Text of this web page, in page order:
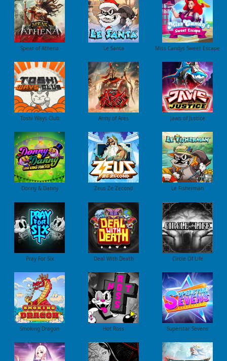
Spear of Athena Le Santa Miss Candys Sweet Escape
Toshi Ways Club Army of Ares Jaws of Justice
Donny & Danny Zeus Ze Zecond Le Fisherman
Pray For Six Deal With Death Circle Of Life
Smoking Dragon Hot Ross Superstar Sevens